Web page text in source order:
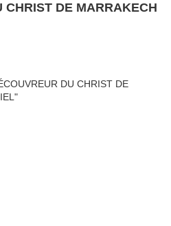
CHRIST DE MARRAKECH